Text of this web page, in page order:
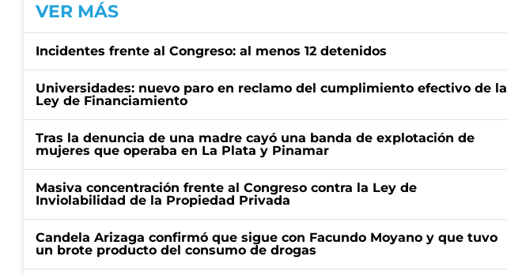
VER MÁS
Incidentes frente al Congreso: al menos 12 detenidos
Universidades: nuevo paro en reclamo del cumplimiento efectivo de la
Ley de Financiamiento
Tras la denuncia de una madre cayó una banda de explotación de
mujeres que operaba en La Plata y Pinamar
Masiva concentración frente al Congreso contra la Ley de
Inviolabilidad de la Propiedad Privada
Candela Arizaga confirmó que sigue con Facundo Moyano y que tuvo
un brote producto del consumo de drogas